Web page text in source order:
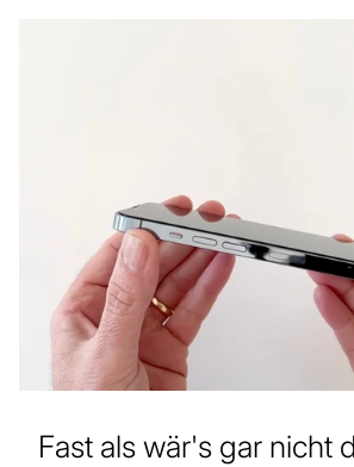
Fast als wär's gar nicht